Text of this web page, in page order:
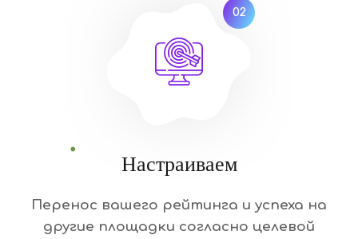
02
Настраиваем
Перенос вашего рейтинга и успеха на
другие площадки согласно целевой